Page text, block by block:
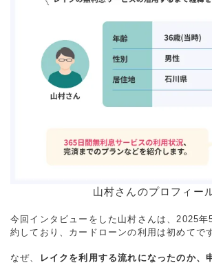
山村さんのプロフィー
今回インタビューをした山村さんは、2025年
約しており、カードローンの利用は初めてで
なぜ、
レイクを利用する流れになったのか、